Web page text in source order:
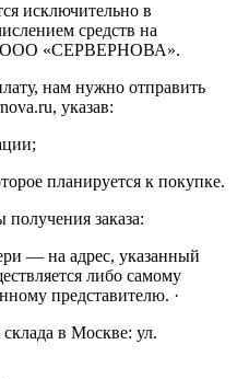
исключительно в
средств на
ООО «СЕРВЕРНОВА».
нам нужно отправить
указав:
планируется к покупке.
заказа:
— на адрес, указанный
либо самому
представителю. ·
в Москве: ул.